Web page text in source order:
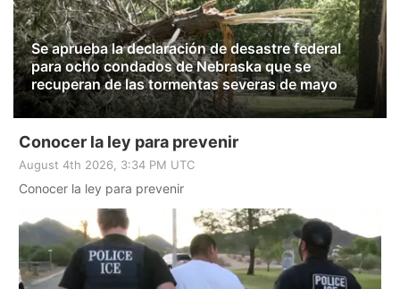
Bienvenido al Fin de Semana
Se aprueba la declaración de desastre federal
para ocho condados de Nebraska que se
recuperan de las tormentas severas de mayo
Conocer la ley para prevenir
August 4th 2026, 3:34 PM UTC
Conocer la ley para prevenir